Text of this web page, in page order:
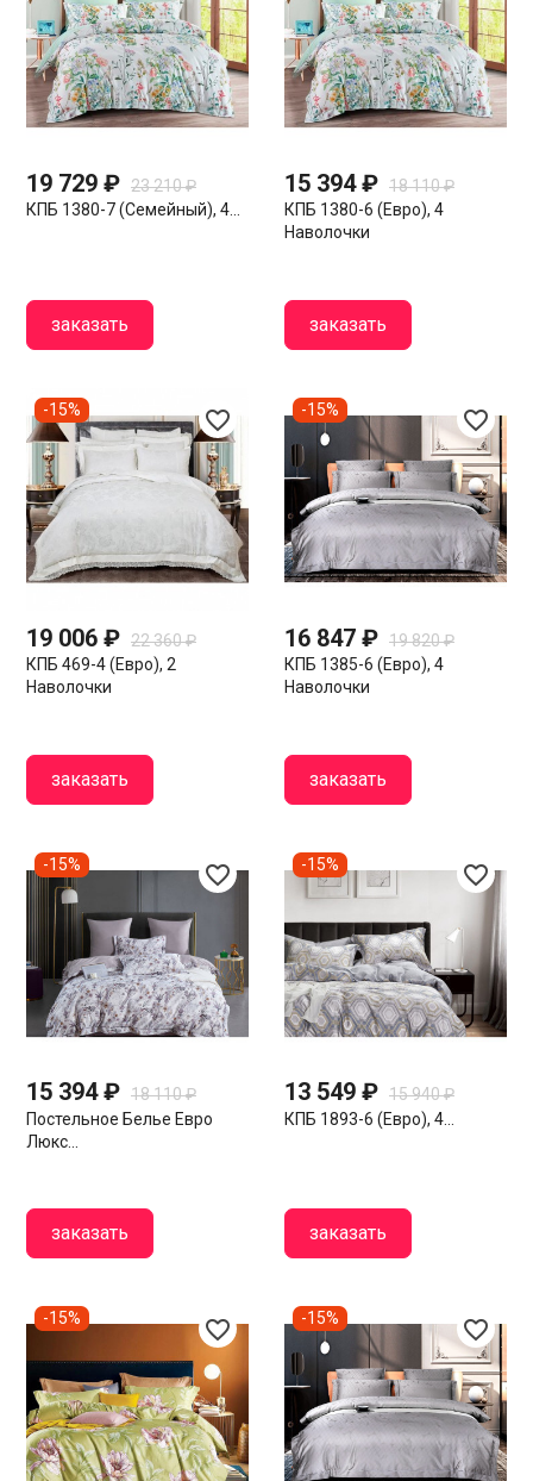
19 729 ₽ 23 210 ₽
КПБ 1380-7 (семейный), 4...
заказать
15 394 ₽ 18 110 ₽
КПБ 1380-6 (евро), 4
Наволочки
заказать
favorite_border
19 006 ₽ 22 360 ₽
КПБ 469-4 (евро), 2
Наволочки
заказать
-15% favorite_border
16 847 ₽ 19 820 ₽
КПБ 1385-6 (евро), 4
Наволочки
заказать
-15%
favorite_border
15 394 ₽ 18 110 ₽
Постельное Белье Евро
Люкс...
заказать
-15% favorite_border
13 549 ₽ 15 940 ₽
КПБ 1893-6 (евро), 4...
заказать
-15%
favorite_border
-15% favorite_border
-15%